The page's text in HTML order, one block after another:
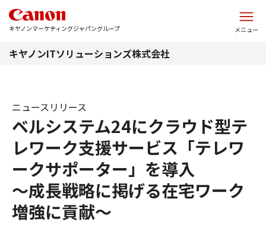
キヤノンマーケティングジャパングループ メニュー
キヤノンITソリューションズ株式会社
ベルシステム24にクラウド型テ
レワーク支援サービス「テレワ
ークサポーター」を導入
～成長戦略に掲げる在宅ワーク
増強に貢献～
ニュースリリース